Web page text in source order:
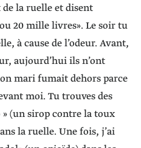
la ruelle et disent
20 mille livres». Le soir tu
à cause de l’odeur. Avant,
aujourd’hui ils n’ont
mari fumait dehors parce
moi. Tu trouves des
» (un sirop contre la toux
la ruelle. Une fois, j’ai